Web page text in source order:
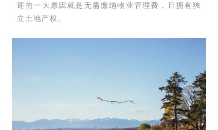
迎的一大原因就是无需缴纳物业管理费，且拥有独
立土地产权。